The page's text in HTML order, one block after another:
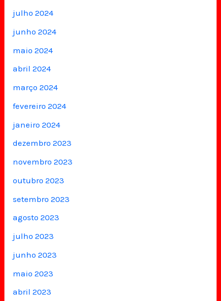
julho 2024
junho 2024
maio 2024
abril 2024
março 2024
fevereiro 2024
janeiro 2024
dezembro 2023
novembro 2023
outubro 2023
setembro 2023
agosto 2023
julho 2023
junho 2023
maio 2023
abril 2023